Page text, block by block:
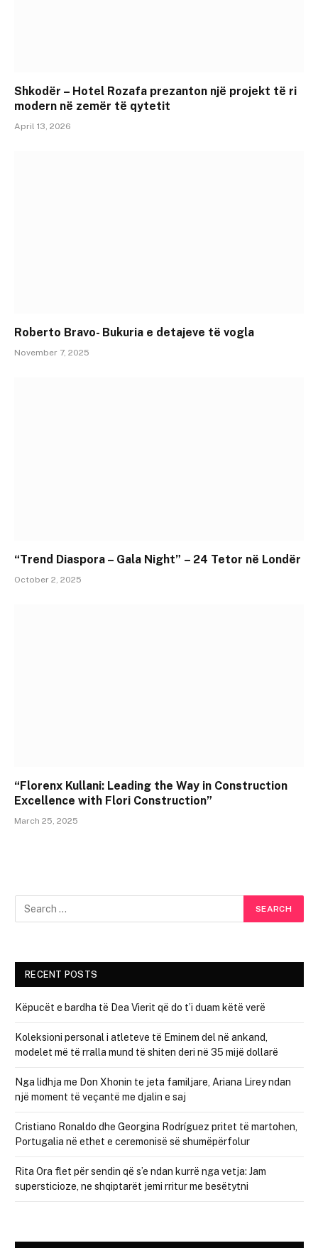
Shkodër – Hotel Rozafa prezanton një projekt të ri
modern në zemër të qytetit
April 13, 2026
Roberto Bravo- Bukuria e detajeve të vogla
November 7, 2025
“Trend Diaspora – Gala Night” – 24 Tetor në Londër
October 2, 2025
“Florenx Kullani: Leading the Way in Construction
Excellence with Flori Construction”
March 25, 2025
RECENT POSTS
Këpucët e bardha të Dea Vierit që do t’i duam këtë verë
Koleksioni personal i atleteve të Eminem del në ankand,
modelet më të rralla mund të shiten deri në 35 mijë dollarë
Nga lidhja me Don Xhonin te jeta familjare, Ariana Lirey ndan
një moment të veçantë me djalin e saj
Cristiano Ronaldo dhe Georgina Rodríguez pritet të martohen,
Portugalia në ethet e ceremonisë së shumëpërfolur
Rita Ora flet për sendin që s’e ndan kurrë nga vetja: Jam
supersticioze, ne shqiptarët jemi rritur me besëtytni